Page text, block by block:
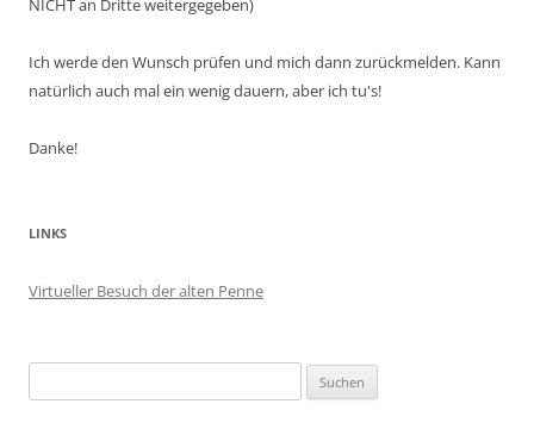
NICHT an Dritte weitergegeben)
Ich werde den Wunsch prüfen und mich dann zurückmelden. Kann
natürlich auch mal ein wenig dauern, aber ich tu's!
Danke!
LINKS
Virtueller Besuch der alten Penne
nach: